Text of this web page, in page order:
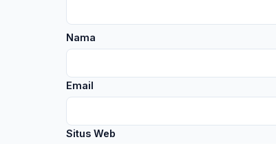
Nama
Email
Situs Web